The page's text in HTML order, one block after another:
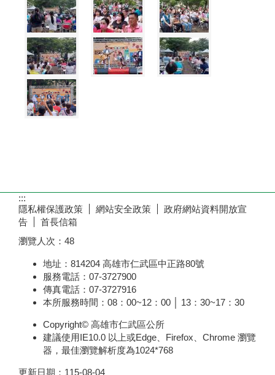
:::
隱私權保護政策
網站安全政策
政府網站資料開放宣
告
首長信箱
瀏覽人次： 48
地址：814204 高雄市仁武區中正路80號
服務電話：07-3727900
傳真電話：07-3727916
本所服務時間：08：00~12：00 │ 13：30~17：30
Copyright© 高雄市仁武區公所
建議使用IE10.0 以上或Edge、Firefox、Chrome 瀏覽
器，最佳瀏覽解析度為1024*768
更新日期： 115-08-04